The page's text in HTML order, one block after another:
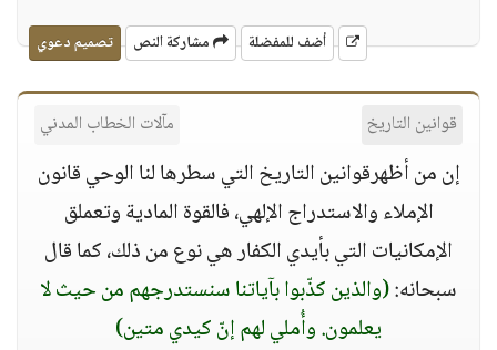
أضف للمفضلة مشاركة النص تصميم دعوي
قوانين التاريخ مآلات الخطاب المدني
إن من أظهرقوانين التاريخ التي سطرها لنا الوحي قانون
الإملاء والاستدراج الإلهي، فالقوة المادية وتعملق
الإمكانيات التي بأيدي الكفار هي نوع من ذلك، كما قال
سبحانه:(والذين كذّبوا بآياتنا سنستدرجهم من حيث لا
يعلمون. وأُملي لهم إنّ كيدي متين)